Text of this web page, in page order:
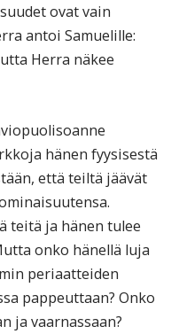
ovat vain
antoi Samuelille:
Herra näkee
hänen fyysisestä
että teiltä jäävät
teitä ja hänen tulee
onko hänellä luja
periaatteiden
pappeuttaan? Onko
ja vaarnassaan?